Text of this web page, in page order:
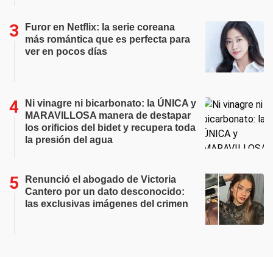
Furor en Netflix: la serie coreana
más romántica que es perfecta para
ver en pocos días
Ni vinagre ni bicarbonato: la ÚNICA y
MARAVILLOSA manera de destapar
los orificios del bidet y recupera toda
la presión del agua
Renunció el abogado de Victoria
Cantero por un dato desconocido:
las exclusivas imágenes del crimen